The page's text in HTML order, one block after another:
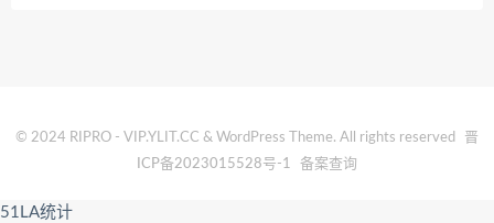
© 2024 RIPRO - VIP.YLIT.CC & WordPress Theme. All rights reserved
晋
ICP备2023015528号-1
备案查询
51LA统计